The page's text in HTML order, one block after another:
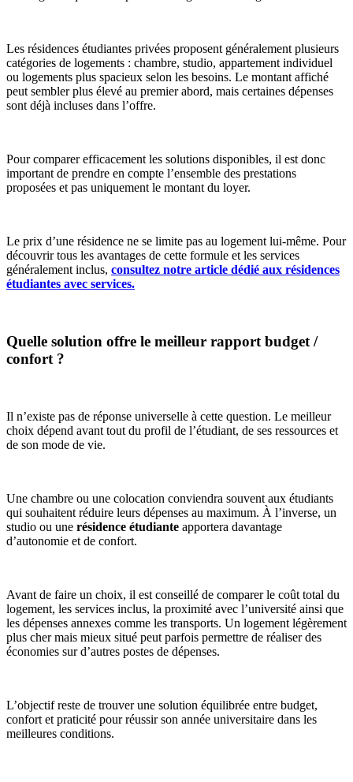
Les résidences étudiantes privées proposent généralement plusieurs
catégories de logements : chambre, studio, appartement individuel
ou logements plus spacieux selon les besoins. Le montant affiché
peut sembler plus élevé au premier abord, mais certaines dépenses
sont déjà incluses dans l’offre.
Pour comparer efficacement les solutions disponibles, il est donc
important de prendre en compte l’ensemble des prestations
proposées et pas uniquement le montant du loyer.
Le prix d’une résidence ne se limite pas au logement lui-même. Pour
découvrir tous les avantages de cette formule et les services
généralement inclus, consultez notre article dédié aux résidences
étudiantes avec services.
Quelle solution offre le meilleur rapport budget /
confort ?
Il n’existe pas de réponse universelle à cette question. Le meilleur
choix dépend avant tout du profil de l’étudiant, de ses ressources et
de son mode de vie.
Une chambre ou une colocation conviendra souvent aux étudiants
qui souhaitent réduire leurs dépenses au maximum. À l’inverse, un
studio ou une résidence étudiante apportera davantage
d’autonomie et de confort.
Avant de faire un choix, il est conseillé de comparer le coût total du
logement, les services inclus, la proximité avec l’université ainsi que
les dépenses annexes comme les transports. Un logement légèrement
plus cher mais mieux situé peut parfois permettre de réaliser des
économies sur d’autres postes de dépenses.
L’objectif reste de trouver une solution équilibrée entre budget,
confort et praticité pour réussir son année universitaire dans les
meilleures conditions.